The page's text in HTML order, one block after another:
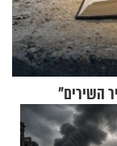
השירים"